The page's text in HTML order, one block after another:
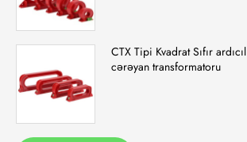
CTX Tipi Kvadrat Sıfır ardıcıl
cərəyan transformatoru